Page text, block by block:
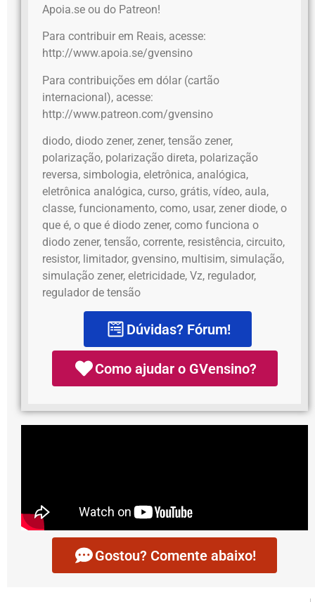
Apoia.se ou do Patreon!
Para contribuir em Reais, acesse:
http://www.apoia.se/gvensino
Para contribuições em dólar (cartão
internacional), acesse:
http://www.patreon.com/gvensino
diodo, diodo zener, zener, tensão zener,
polarização, polarização direta, polarização
reversa, simbologia, eletrônica, analógica,
eletrônica analógica, curso, grátis, vídeo, aula,
classe, funcionamento, como, usar, zener diode, o
que é, o que é diodo zener, como funciona o
diodo zener, tensão, corrente, resistência, circuito,
resistor, limitador, gvensino, multisim, simulação,
simulação zener, eletricidade, Vz, regulador,
regulador de tensão
Dúvidas? Fórum!
Como ajudar o GVensino?
Gostou? Comente abaixo!